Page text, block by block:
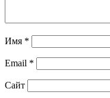
Имя *
Email *
Сайт